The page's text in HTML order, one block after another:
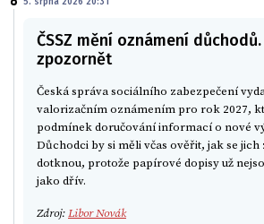
ČSSZ mění oznámení
zpozornět
Česká správa sociálního zabezpečení
valorizačním oznámením pro rok 2027,
podmínek doručování informací o nové
Důchodci by si měli včas ověřit, jak se
dotknou, protože papírové dopisy už
jako dřív.
Zdroj:Libor Novák